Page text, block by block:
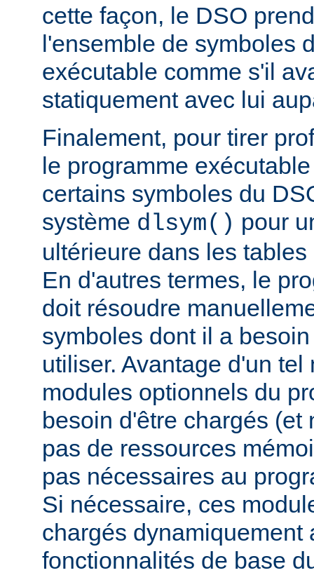
cette façon, le DSO
l'ensemble de symboles
exécutable comme s'il
statiquement avec lui
Finalement, pour tirer
le programme
certains symboles du
système dlsym() pour
ultérieure dans les
En d'autres termes, le
doit résoudre
symboles dont il a
utiliser. Avantage d'un
modules optionnels du
besoin d'être chargés (et
pas de ressources
pas nécessaires au
Si nécessaire, ces
chargés dynamiquement
fonctionnalités de base